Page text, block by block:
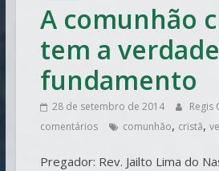
A comunhão
tem a
fundamento
28 de setembro de 2014 Regis
comentários
comunhão, cristã,
Pregador: Rev. Jailto Lima do